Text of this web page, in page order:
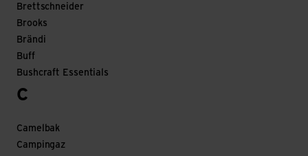
Brettschneider
Brooks
Brändi
Buff
Bushcraft Essentials
C
Camelbak
Campingaz